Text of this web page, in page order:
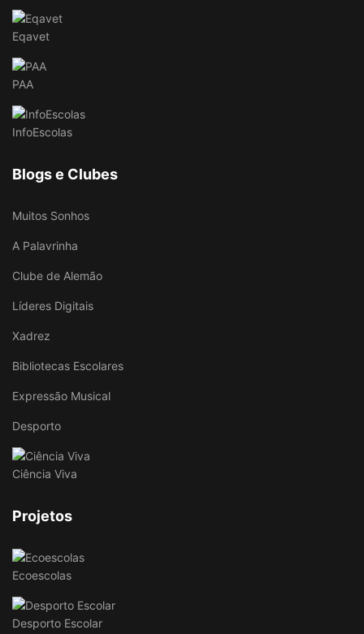
Eqavet
PAA
InfoEscolas
Blogs e Clubes
Muitos Sonhos
A Palavrinha
Clube de Alemão
Líderes Digitais
Xadrez
Bibliotecas Escolares
Expressão Musical
Desporto
Ciência Viva
Projetos
Ecoescolas
Desporto Escolar